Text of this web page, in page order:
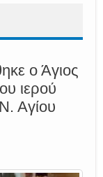
ο Άγιος
ιερού
Αγίου